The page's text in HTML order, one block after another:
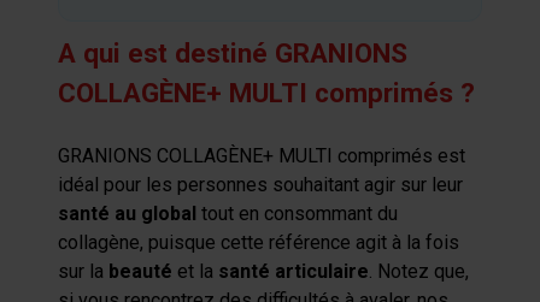
A qui est destiné GRANIONS
COLLAGÈNE+ MULTI comprimés ?
GRANIONS COLLAGÈNE+ MULTI comprimés est
idéal pour les personnes souhaitant agir sur leur
santé au global tout en consommant du
collagène, puisque cette référence agit à la fois
sur la beauté et la santé articulaire. Notez que,